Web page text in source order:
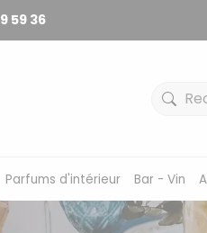
59 36
Parfums d'intérieur Bar - Vin